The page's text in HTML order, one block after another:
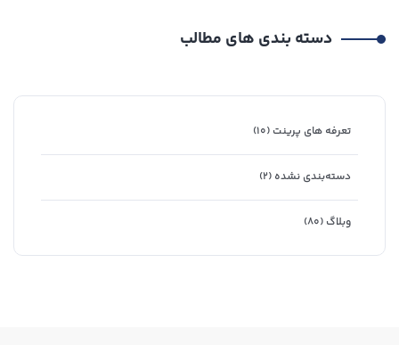
دسته بندی های مطالب
تعرفه های پرینت (۱۰)
دسته‌بندی نشده (۲)
وبلاگ (۸۰)